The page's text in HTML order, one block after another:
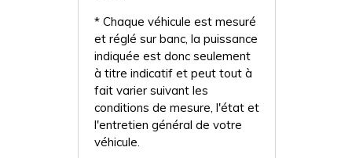
* Chaque véhicule est mesuré
et réglé sur banc, la puissance
indiquée est donc seulement
à titre indicatif et peut tout à
fait varier suivant les
conditions de mesure, l'état et
l'entretien général de votre
véhicule.